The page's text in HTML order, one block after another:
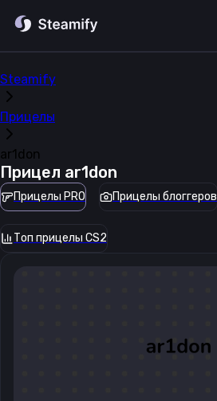
Steamify
Прицелы
ar1don
Прицел ar1don
Прицелы PRO Прицелы блоггеров
Топ прицелы CS2